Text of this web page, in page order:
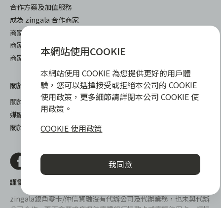
合作方案及加值服務
成為 zingala 合作商家
商家成長學堂
商家常見問與答
商家後台登入
關於我們
關於 zingala 銀角零卡
媒體報導
關於中租
下載
iOS
謹慎衡量自身財務狀況，理性理財最安心
zingala銀角零卡/仲信資融沒有代辦公司及代辦業務，也未與代辦
本網站使用COOKIE
本網站使用 COOKIE 為您提供更好的用戶體
驗，您可以選擇接受或拒絕本公司的 COOKIE
使用政策，更多細節請詳閱本公司 COOKIE 使
用政策。
COOKIE 使用政策
我同意